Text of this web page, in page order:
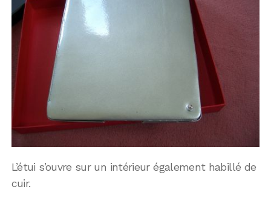
L’étui s’ouvre sur un intérieur également habillé de
cuir.